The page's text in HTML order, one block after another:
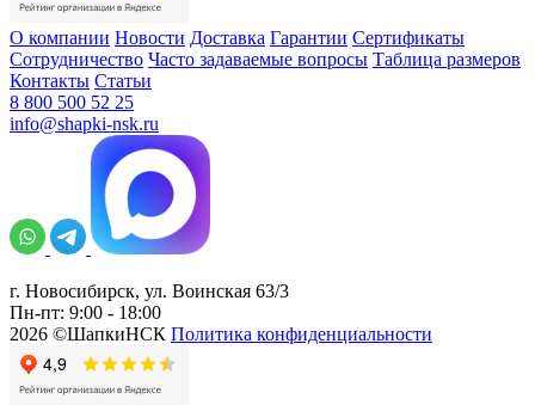
О компании Новости Доставка Гарантии Сертификаты
Сотрудничество Часто задаваемые вопросы Таблица размеров
Контакты Статьи
8 800 500 52 25
info@shapki-nsk.ru
г. Новосибирск, ул. Воинская 63/3
Пн-пт: 9:00 - 18:00
2026 ©ШапкиНСК Политика конфиденциальности